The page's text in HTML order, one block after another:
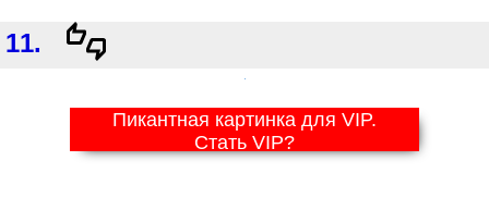
11.
Пикантная картинка для VIP.
Стать VIP?